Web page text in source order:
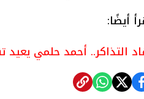
أيضًا:
التذاكر.. أحمد حلمي